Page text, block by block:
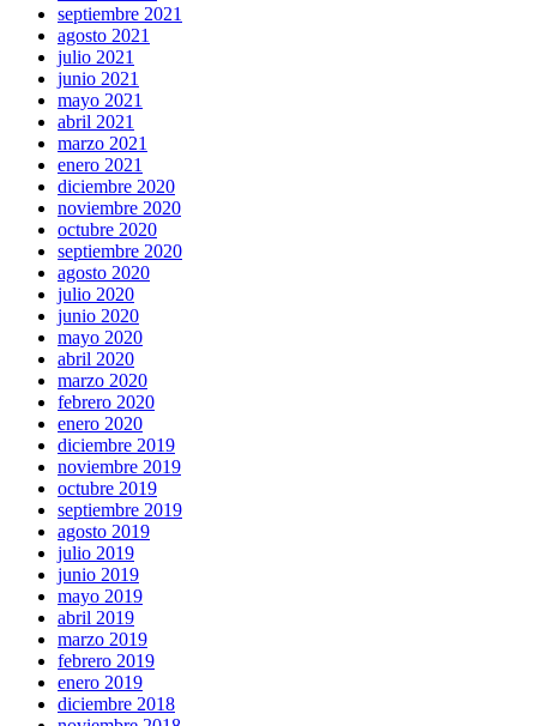
septiembre 2021
agosto 2021
julio 2021
junio 2021
mayo 2021
abril 2021
marzo 2021
enero 2021
diciembre 2020
noviembre 2020
octubre 2020
septiembre 2020
agosto 2020
julio 2020
junio 2020
mayo 2020
abril 2020
marzo 2020
febrero 2020
enero 2020
diciembre 2019
noviembre 2019
octubre 2019
septiembre 2019
agosto 2019
julio 2019
junio 2019
mayo 2019
abril 2019
marzo 2019
febrero 2019
enero 2019
diciembre 2018